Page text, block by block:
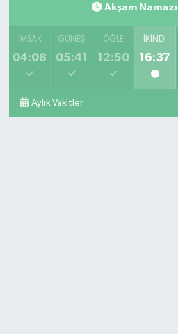
Akşam Namazı
İMSAK
04:08
GÜNEŞ
05:41
ÖĞLE
12:50
İKINDI
16:37
Aylık Vakitler